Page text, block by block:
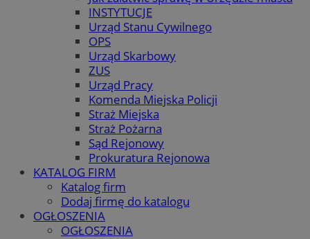
INSTYTUCJE
Urząd Stanu Cywilnego
OPS
Urząd Skarbowy
ZUS
Urząd Pracy
Komenda Miejska Policji
Straż Miejska
Straż Pożarna
Sąd Rejonowy
Prokuratura Rejonowa
KATALOG FIRM
Katalog firm
Dodaj firmę do katalogu
OGŁOSZENIA
OGŁOSZENIA